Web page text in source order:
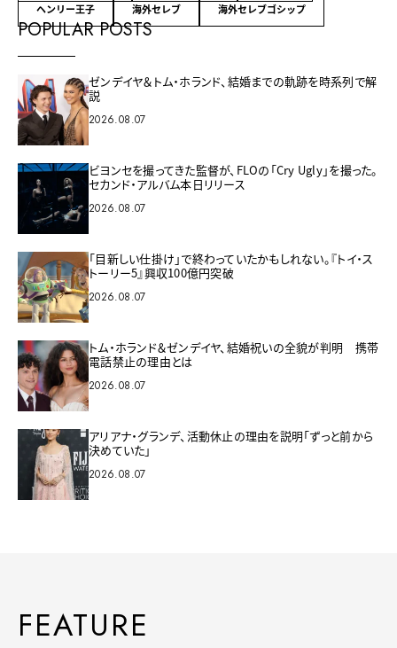
ヘンリー王子
海外セレブ 海外セレブゴシップ
POPULAR POSTS
ゼンデイヤ＆トム・ホランド、結婚までの軌跡を時系列で解
説
2026.08.07
ビヨンセを撮ってきた監督が、FLOの「Cry Ugly」を撮った。
セカンド・アルバム本日リリース
2026.08.07
「目新しい仕掛け」で終わっていたかもしれない。『トイ・ス
トーリー5』興収100億円突破
2026.08.07
トム・ホランド＆ゼンデイヤ、結婚祝いの全貌が判明 携帯
電話禁止の理由とは
2026.08.07
アリアナ・グランデ、活動休止の理由を説明「ずっと前から
決めていた」
2026.08.07
FEATURE